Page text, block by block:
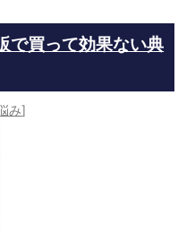
で買って効果ない典
み]